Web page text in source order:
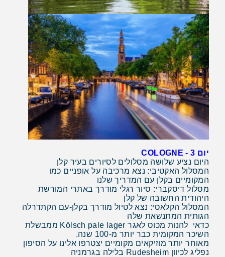
יום 3 -
COLOGNE
היום נציע שלושה מסלולים לסיורים בעיר קלן
המסלול האקטיבי: נצא מרכיבה על אופניים כמו
המקומיים בקלן עם המדריך שלנו
מסלול דיסקברי: סיור רגלי מודרך באתרי המורשת
היהודית החשובה של קלן
המסלול הקלאסי: נצא לטיול מודרך בקלן-עם הקתדרלה
הגותית המתנשאת שלה
כדאי להנות מכוס לאגר Kölsch pale lager ממבשלת
השיכר המקומית כבר יותר מ-100 שנה.
מאוחר יותר מוזיקאים מקומיים יצטרפו אלינו על הסיפון
נפליג לכיוון Rudesheim בלילה בגרמניה